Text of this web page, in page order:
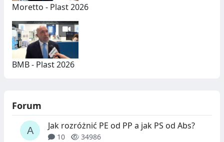
Moretto - Plast 2026
BMB - Plast 2026
Forum
Jak rozróżnić PE od PP a jak PS od Abs?
10 34986